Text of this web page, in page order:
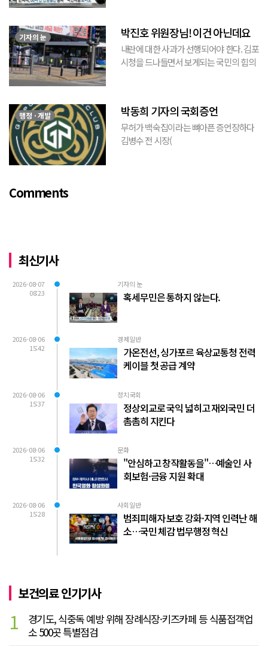
민(惑...
기자의 눈 박진호 위원장님! 이건 아닌데요
내란에 대한 사과가 선행되어야 한다. 김포
시청을 드나들면서 보게되는 국민의 힘의
이 하...
행정 · 개발 박동희 기자의 국회증언
무허가 백숙집이라는 뼈아픈 증언장하다
김병수 전 시장(
Comments
최신기사
2026-08-07
08:23
기자의 눈
혹세무민은 통하지 않는다.
2026-08-06
15:42
경제일반
가온전선, 싱가포르 육상교통청 전력
케이블 첫 공급 계약
2026-08-06
15:37
정치국회
정상외교로 국익 넓히고 재외국민 더
촘촘히 지킨다
2026-08-06
15:32
문화
"안심하고 창작활동을"…예술인 사
회보험·금융 지원 확대
2026-08-06
15:28
사회일반
범죄피해자 보호 강화·지역 인력난 해
소…국민 체감 법무행정 혁신
보건의료 인기기사
1
경기도, 식중독 예방 위해 장례식장·키즈카페 등 식품접객업
소 500곳 특별점검